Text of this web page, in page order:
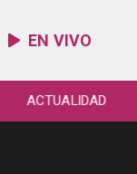
EN VIVO
ACTUALIDAD